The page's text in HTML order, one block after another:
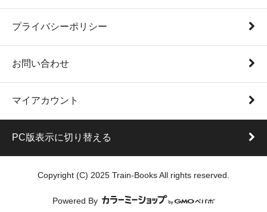
プライバシーポリシー
お問い合わせ
マイアカウント
PC版表示に切り替える
Copyright (C) 2025 Train-Books All rights reserved.
Powered By